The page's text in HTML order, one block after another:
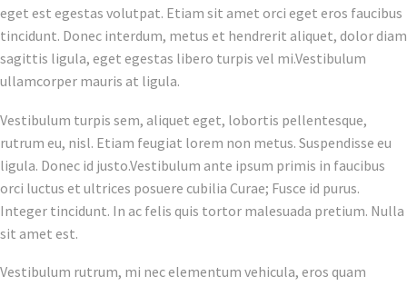
eget est egestas volutpat. Etiam sit amet orci eget eros faucibus
tincidunt. Donec interdum, metus et hendrerit aliquet, dolor diam
sagittis ligula, eget egestas libero turpis vel mi.Vestibulum
ullamcorper mauris at ligula.
Vestibulum turpis sem, aliquet eget, lobortis pellentesque,
rutrum eu, nisl. Etiam feugiat lorem non metus. Suspendisse eu
ligula. Donec id justo.Vestibulum ante ipsum primis in faucibus
orci luctus et ultrices posuere cubilia Curae; Fusce id purus.
Integer tincidunt. In ac felis quis tortor malesuada pretium. Nulla
sit amet est.
Vestibulum rutrum, mi nec elementum vehicula, eros quam